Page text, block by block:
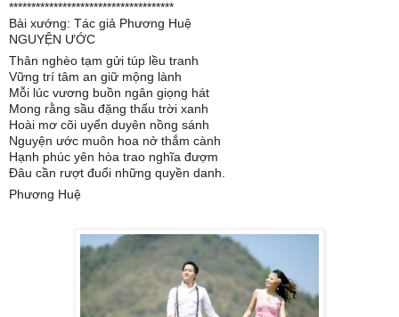
*************************************
Bài xướng: Tác giả Phương Huệ
NGUYỆN ƯỚC
Thân nghèo tạm gửi túp lều tranh
Vững trí tâm an giữ mộng lành
Mỗi lúc vương buồn ngân giọng hát
Mong rằng sầu đặng thấu trời xanh
Hoài mơ cõi uyển duyên nồng sánh
Nguyện ước muôn hoa nở thắm cành
Hạnh phúc yên hòa trao nghĩa đượm
Đâu cần rượt đuổi những quyền danh.
Phương Huệ̣